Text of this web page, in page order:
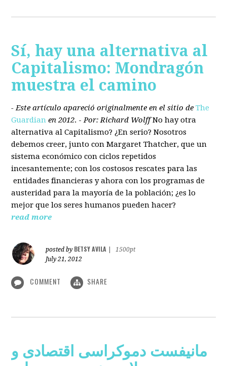
Sí, hay una alternativa al
Capitalismo: Mondragón
muestra el camino
- Este artículo apareció originalmente en el sitio deThe
Guardian en 2012. - Por: Richard Wolff No hay otra
alternativa al Capitalismo? ¿En serio? Nosotros
debemos creer, junto con Margaret Thatcher, que un
sistema económico con ciclos repetidos
incesantemente; con los costosos rescates para las
entidades financieras y ahora con los programas de
austeridad para la mayoría de la población; ¿es lo
mejor que los seres humanos pueden hacer?
read more
posted by BETSY AVILA
1500pt
July 21, 2012
COMMENT SHARE
مانیفست دموکراسی اقتصادی و